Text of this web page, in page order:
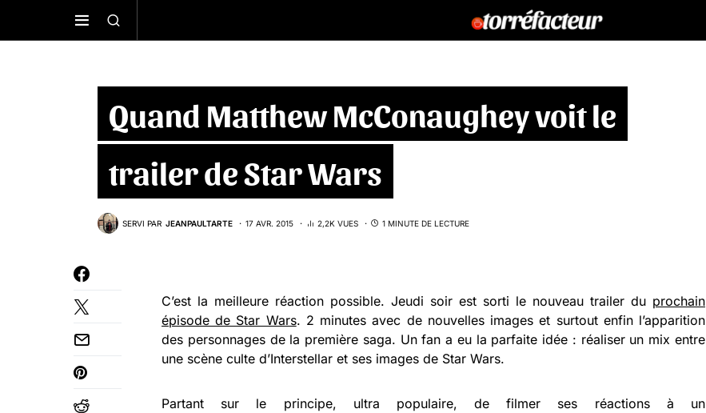
Quand Matthew McConaughey voit le
trailer de Star Wars
SERVI PAR JEANPAULTARTE 17 AVR. 2015 2,2K VUES 1 MINUTE DE LECTURE
C’est la meilleure réaction possible. Jeudi soir est sorti le nouveau trailer du prochain
épisode de Star Wars. 2 minutes avec de nouvelles images et surtout enfin l’apparition
des personnages de la première saga. Un fan a eu la parfaite idée : réaliser un mix entre
une scène culte d’Interstellar et ses images de Star Wars.
Partant sur le principe, ultra populaire, de filmer ses réactions à un